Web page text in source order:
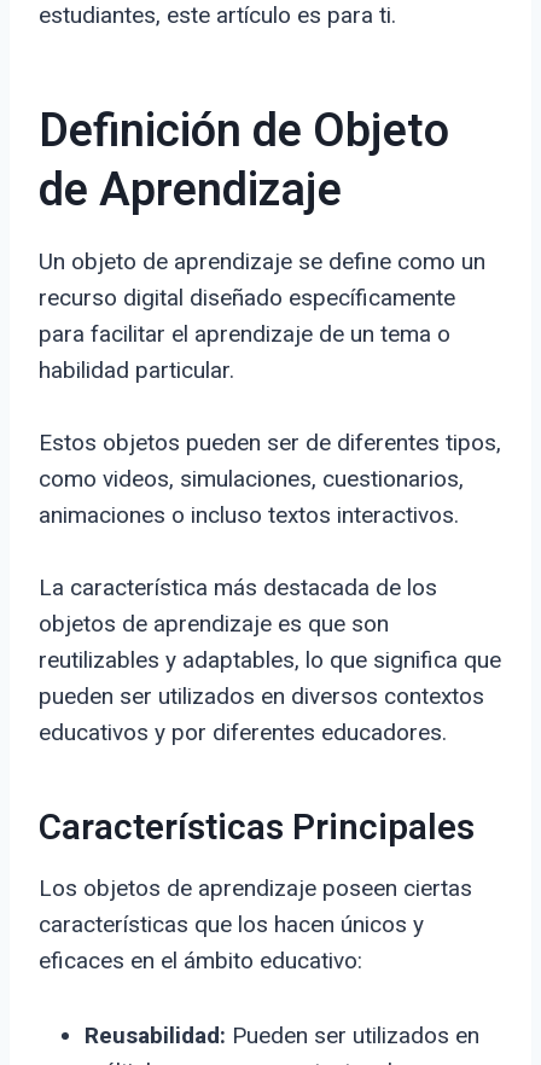
estudiantes, este artículo es para ti.
Definición de Objeto
de Aprendizaje
Un objeto de aprendizaje se define como un
recurso digital diseñado específicamente
para facilitar el aprendizaje de un tema o
habilidad particular.
Estos objetos pueden ser de diferentes tipos,
como videos, simulaciones, cuestionarios,
animaciones o incluso textos interactivos.
La característica más destacada de los
objetos de aprendizaje es que son
reutilizables y adaptables, lo que significa que
pueden ser utilizados en diversos contextos
educativos y por diferentes educadores.
Características Principales
Los objetos de aprendizaje poseen ciertas
características que los hacen únicos y
eficaces en el ámbito educativo:
Reusabilidad: Pueden ser utilizados en